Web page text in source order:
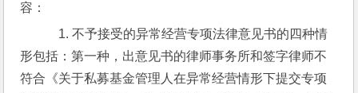
容：
1. 不予接受的异常经营专项法律意见书的四种情
形包括：第一种，出意见书的律师事务所和签字律师不
符合《关于私募基金管理人在异常经营情形下提交专项